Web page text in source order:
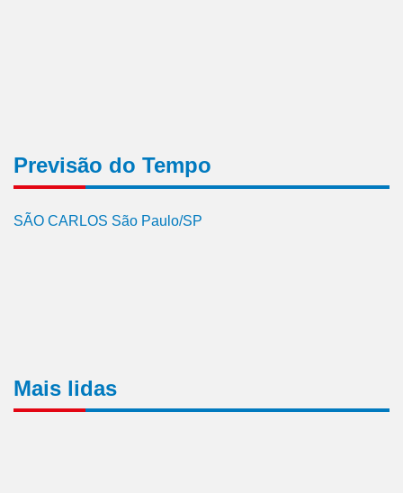
Previsão do Tempo
SÃO CARLOS São Paulo/SP
Mais lidas